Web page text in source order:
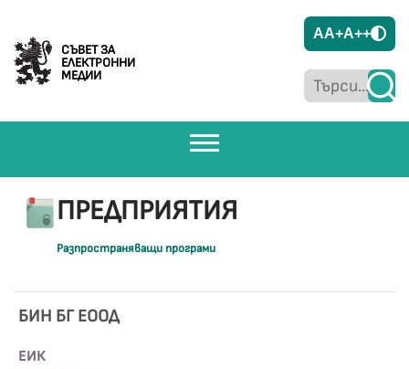
СЪВЕТ ЗА
ЕЛЕКТРОННИ
МЕДИИ
AA+A++
ПРЕДПРИЯТИЯ
Разпространяващи програми
БИН БГ ЕООД
ЕИК